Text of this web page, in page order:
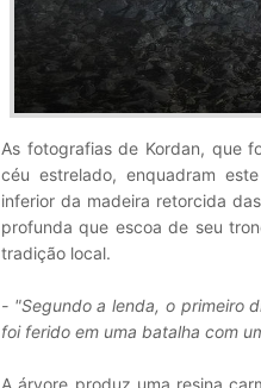
As fotografias de Kordan, que
céu estrelado, enquadram
inferior da madeira retorcida
profunda que escoa de seu
tradição local.
- "Segundo a lenda, o primeiro
foi ferido em uma batalha com